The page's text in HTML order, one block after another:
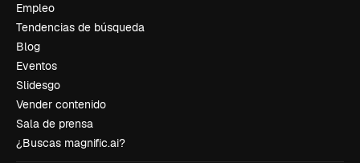
Empleo
Tendencias de búsqueda
Blog
Eventos
Slidesgo
Vender contenido
Sala de prensa
¿Buscas magnific.ai?